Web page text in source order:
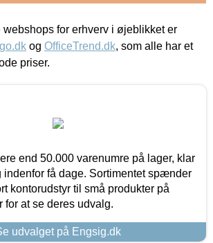
for erhverv i øjeblikket er
og OfficeTrend.dk, som alle har et
priser.
end 50.000 varenumre på lager, klar
indenfor få dage. Sortimentet spænder
kontorudstyr til små produkter på
for at se deres udvalg.
udvalget på Engsig.dk